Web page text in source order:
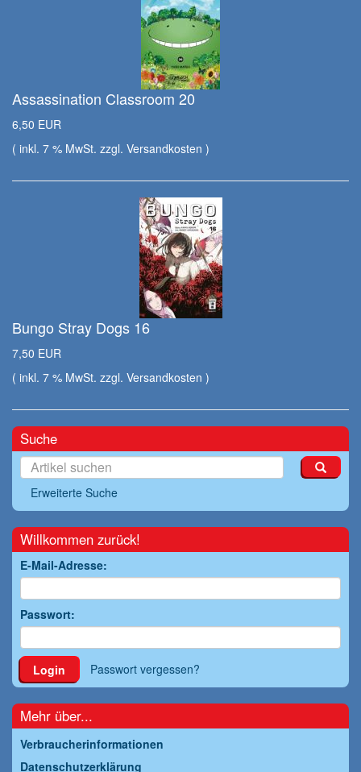
Assassination Classroom 20
6,50 EUR
( inkl. 7 % MwSt. zzgl. Versandkosten )
Bungo Stray Dogs 16
7,50 EUR
( inkl. 7 % MwSt. zzgl. Versandkosten )
Suche
Erweiterte Suche
Willkommen zurück!
E-Mail-Adresse:
Passwort:
Login Passwort vergessen?
Mehr über...
Verbraucherinformationen
Datenschutzerklärung